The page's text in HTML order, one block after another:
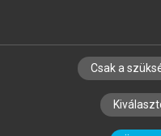
SZERZŐKNEK
SZERKESZTÉSI
Csak a